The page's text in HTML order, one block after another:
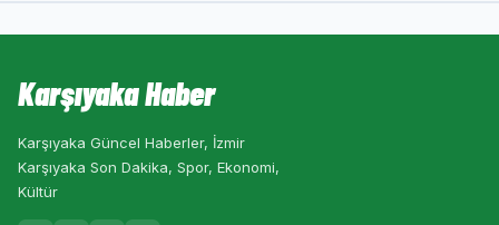
Karşıyaka Haber
Karşıyaka Güncel Haberler, İzmir
Karşıyaka Son Dakika, Spor, Ekonomi,
Kültür